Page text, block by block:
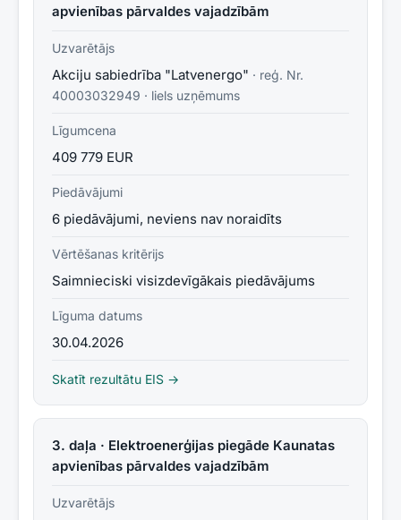
apvienības pārvaldes vajadzībām
Uzvarētājs
Akciju sabiedrība "Latvenergo" · reģ. Nr.
40003032949 · liels uzņēmums
Līgumcena
409 779 EUR
Piedāvājumi
6 piedāvājumi, neviens nav noraidīts
Vērtēšanas kritērijs
Saimnieciski visizdevīgākais piedāvājums
Līguma datums
30.04.2026
Skatīt rezultātu EIS →
3. daļa · Elektroenerģijas piegāde Kaunatas
apvienības pārvaldes vajadzībām
Uzvarētājs